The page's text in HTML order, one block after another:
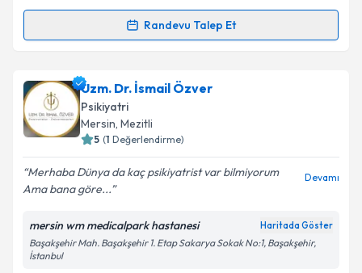
Kişisel verilerimin işlenmesine ilişkinAydınlatma
'ni okudum ve kişisel verilerimin belirtilen
kapsamda işlenmesini kabul ediyorum.
Takvim Talebini Gönder
Randevu Talep Et
Randevu Takvimi Talebi
Psk. Tuana Güneriçin randevu takvimi talebi
oluşturun. Size bu uzmandan randevu almanız için bir
takvim hazırlandığında e-posta ile bilgilendireceğiz.
Kişisel verilerimin işlenmesine ilişkin
Aydınlatma
Metni'ni okudum ve kişisel verilerimin belirtilen
Uzm. Dr. İsmail Özver
Psikiyatri
Mersin, Mezitli
5 (1 Değerlendirme)
Merhaba Dünya da kaç psikiyatrist var bilmiyorum
Ama bana göre...
Devamı
mersin wm medicalpark hastanesi Haritada Göster
Başakşehir Mah. Başakşehir 1. Etap Sakarya Sokak No:1, Başakşehir,
İstanbul